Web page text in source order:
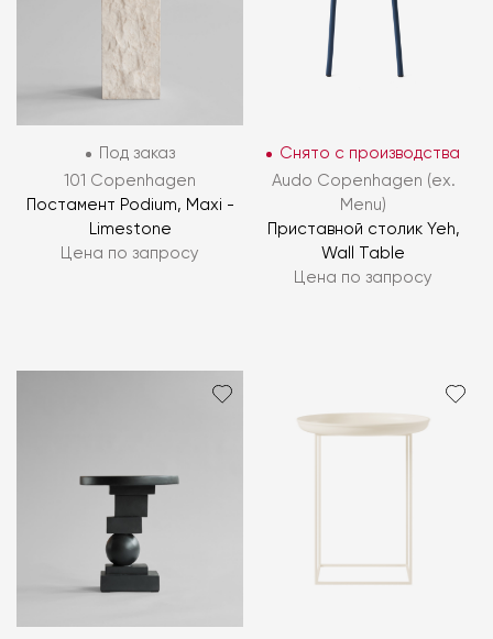
Под заказ
101 Copenhagen
Постамент Podium, Maxi -
Limestone
Цена по запросу
Снято с производства
Audo Copenhagen (ex.
Menu)
Приставной столик Yeh,
Wall Table
Цена по запросу